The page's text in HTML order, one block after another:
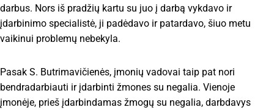
darbus. Nors iš pradžių kartu su juo į darbą vykdavo ir
įdarbinimo specialistė, ji padėdavo ir patardavo, šiuo metu
vaikinui problemų nebekyla.
Pasak S. Butrimavičienės, įmonių vadovai taip pat nori
bendradarbiauti ir įdarbinti žmones su negalia. Vienoje
įmonėje, prieš įdarbindamas žmogų su negalia, darbdavys